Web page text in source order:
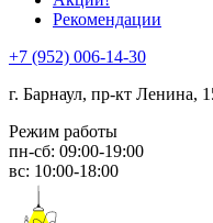
Рекомендации
+7 (952) 006-14-30
г. Барнаул, пр-кт Ленина,
Режим работы
пн-сб: 09:00-19:00
вс: 10:00-18:00